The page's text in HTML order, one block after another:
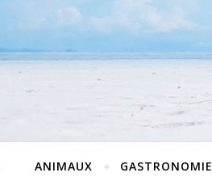
ANIMAUX GASTRONOMIE